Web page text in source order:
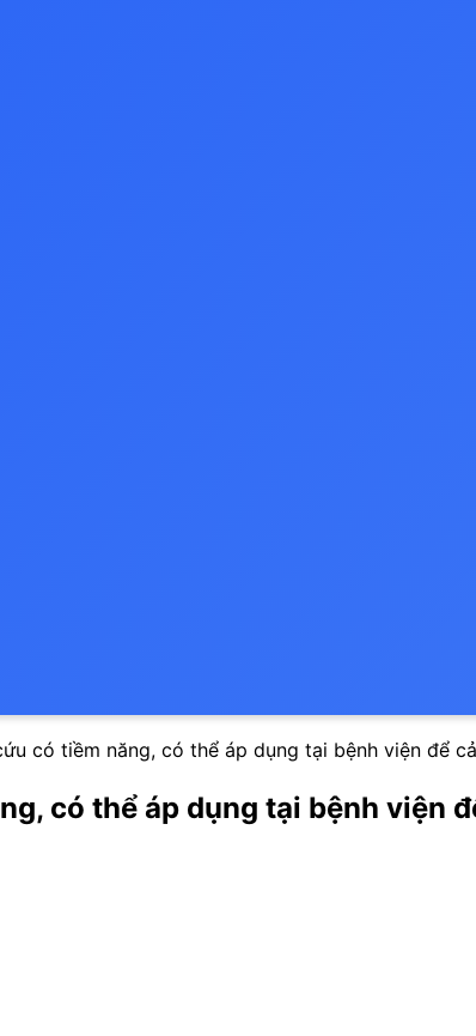
có tiềm năng, có thể áp dụng tại bệnh viện để
có thể áp dụng tại bệnh viện